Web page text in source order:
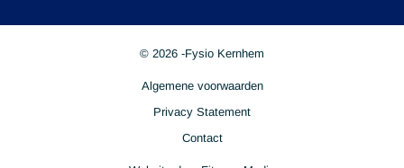
© 2026 -Fysio Kernhem
Algemene voorwaarden
Privacy Statement
Contact